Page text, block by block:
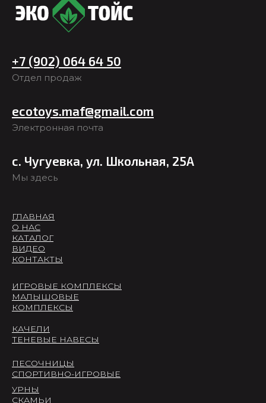
+7 (902) 064 64 50
Отдел продаж
ecotoys.maf@gmail.com
Электронная почта
с. Чугуевка, ул. Школьная, 25А
Мы здесь
ГЛАВНАЯ
ИГРОВЫЕ КОМПЛЕКСЫ
О НАС
КАТАЛОГ
ВИДЕО
КОНТАКТЫ
МАЛЫШОВЫЕ
КОМПЛЕКСЫ
КАЧЕЛИ
ТЕНЕВЫЕ НАВЕСЫ
ПЕСОЧНИЦЫ
СПОРТИВНО-ИГРОВЫЕ
УРНЫ
СКАМЬИ